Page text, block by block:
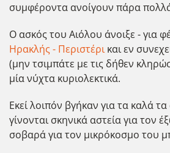
συμφέροντα ανοίγουν πάρα
Ο ασκός του Αιόλου άνοιξε - για
Ηρακλής - Περιστέρικαι εν
(μην τσιμπάτε με τις δήθεν
μία νύχτα κυριολεκτικά.
Εκεί λοιπόν βγήκαν για τα καλά
γίνονται σκηνικά αστεία για τον
σοβαρά για τον μικρόκοσμο του